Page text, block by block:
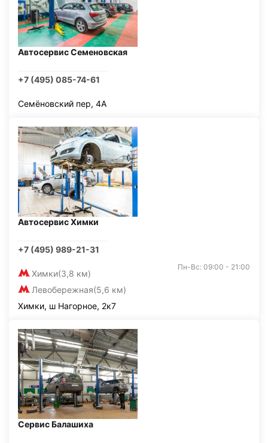
Автосервис Семеновская
+7 (495) 085-74-61
Семёновский пер, 4А
Автосервис Химки
+7 (495) 989-21-31
Химки(3,8 км)
Левобережная(5,6 км)
Пн-Вс: 09:00 - 21:00
Химки, ш Нагорное, 2к7
Сервис Балашиха